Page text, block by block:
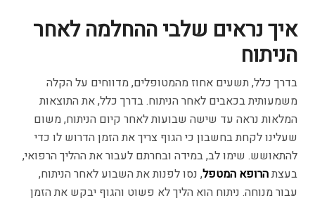
איך נראים שלבי ההחלמה לאחר
הניתוח
בדרך כלל, תשעים אחוז מהמטופלים, מדווחים על הקלה
משמעותית בכאבים לאחר הניתוח. בדרך כלל, את התוצאות
המלאות נראה עד שישה שבועות לאחר קיום הניתוח, משום
שעלינו לקחת בחשבון כי הגוף צריך את הזמן הדרוש לו כדי
להתאושש. שימו לב, במידה ובחרתם לעבור את ההליך הרפואי,
בעצתהרופא המטפל, נסו לפנות את השבוע לאחר הניתוח,
עבור מנוחה. ניתוח הוא הליך לא פשוט והגוף יבקש את הזמן